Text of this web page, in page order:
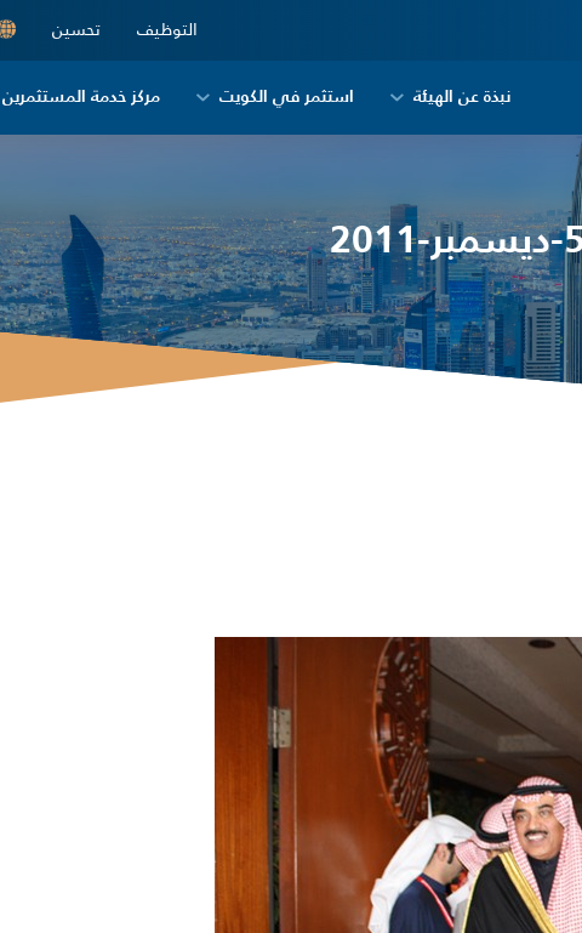
التوظيف تحسين
نبذة عن الهيئة استثمر في الكويت مركز خدمة المستثمرين
2011